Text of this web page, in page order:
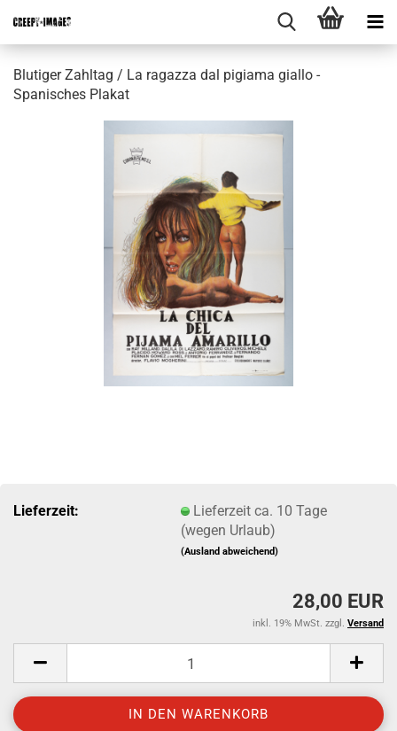
Blutiger Zahltag / La ragazza dal pigiama giallo -
Spanisches Plakat
Lieferzeit:
Lieferzeit ca. 10 Tage
(wegen Urlaub)
(Ausland abweichend)
28,00 EUR
inkl. 19% MwSt. zzgl. Versand